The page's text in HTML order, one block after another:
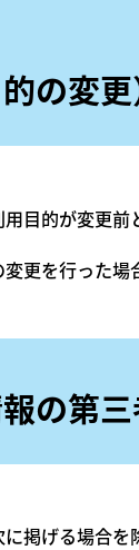
の変更
目的が変更前
更を行った場
の第三
に掲げる場合